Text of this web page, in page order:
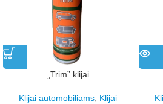
„Trim” klijai
Klijai automobiliams Klijai